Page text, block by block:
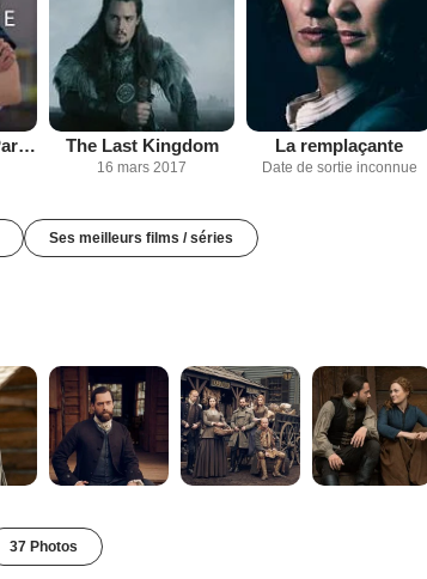
Secret médical / Paranoïa The Last Kingdom
16 mars 2017
La remplaçante
Date de sortie inconnue
Ses meilleurs films / séries
37 Photos